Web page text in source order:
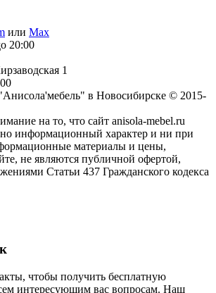
или Max
20:00
1
в Новосибирске © 2015-
на то, что сайт anisola-mebel.ru
информационный характер и ни при
материалы и цены,
не являются публичной офертой,
Статьи 437 Гражданского кодекса
чтобы получить бесплатную
интересующим вас вопросам. Наш